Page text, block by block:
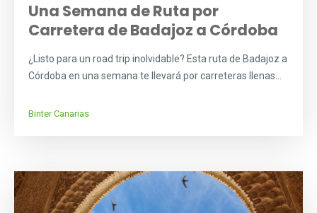
Una Semana de Ruta por
Carretera de Badajoz a Córdoba
¿Listo para un road trip inolvidable? Esta ruta de Badajoz a
Córdoba en una semana te llevará por carreteras llenas...
Binter Canarias